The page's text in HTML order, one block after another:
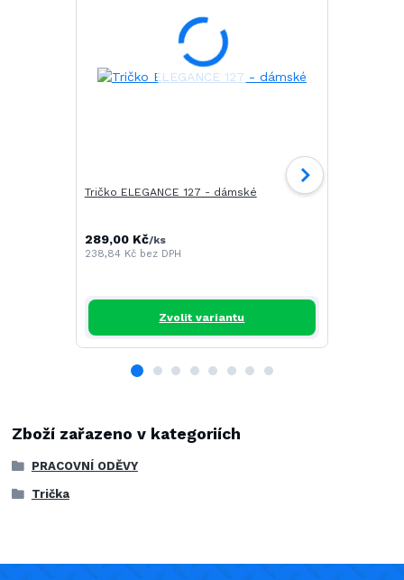
Tričko ELEGANCE 127 - dámské
289,00 Kč/ks
238,84 Kč bez DPH
Zvolit variantu
Zboží zařazeno v kategoriích
PRACOVNÍ ODĚVY
Trička